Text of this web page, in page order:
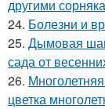
другими
24. Болезни и
25. Дымовая
сада от
26.
цветка